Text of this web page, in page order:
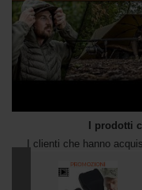
I prodotti
I clienti che hanno